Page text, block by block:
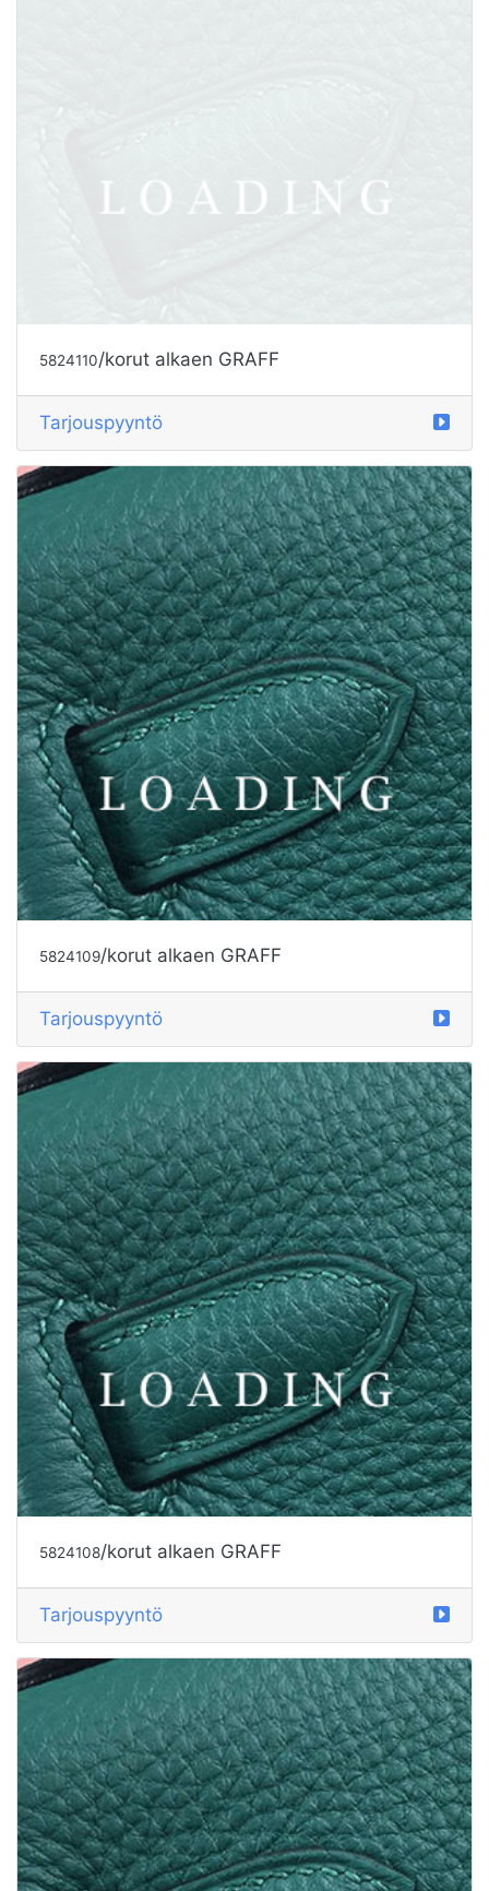
5824111/korut alkaen GRAFF
Tarjouspyyntö
5824110/korut alkaen GRAFF
Tarjouspyyntö
5824109/korut alkaen GRAFF
Tarjouspyyntö